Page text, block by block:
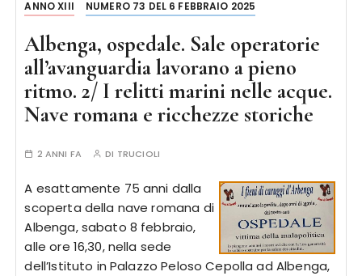
ANNO XIII NUMERO 73 DEL 6 FEBBRAIO 2025
Albenga, ospedale. Sale operatorie
all’avanguardia lavorano a pieno
ritmo. 2/ I relitti marini nelle acque.
Nave romana e ricchezze storiche
2 ANNI FA DI TRUCIOLI
A esattamente 75 anni dalla
scoperta della nave romana di
Albenga, sabato 8 febbraio,
alle ore 16,30, nella sede
dell’Istituto in Palazzo Peloso Cepolla ad Albenga,